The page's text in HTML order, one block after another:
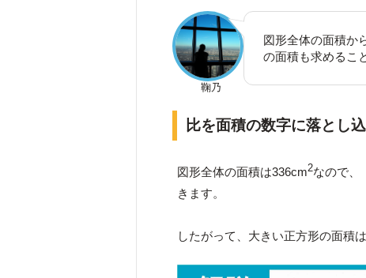
鞠乃
図形全体の面積か
の面積も求めるこ
比を面積の数字に落とし
図形全体の面積は336cm2なので、
きます。
したがって、大きい正方形の面積